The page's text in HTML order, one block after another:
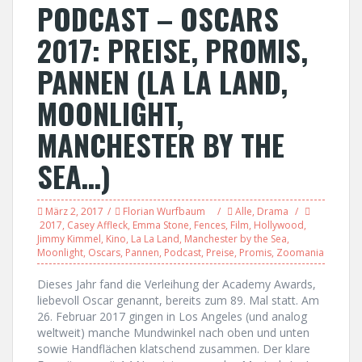
PODCAST – OSCARS
2017: PREISE, PROMIS,
PANNEN (LA LA LAND,
MOONLIGHT,
MANCHESTER BY THE
SEA…)
März 2, 2017 Florian Wurfbaum Alle, Drama
2017, Casey Affleck, Emma Stone, Fences, Film, Hollywood,
Jimmy Kimmel, Kino, La La Land, Manchester by the Sea,
Moonlight, Oscars, Pannen, Podcast, Preise, Promis, Zoomania
Dieses Jahr fand die Verleihung der Academy Awards,
liebevoll Oscar genannt, bereits zum 89. Mal statt. Am
26. Februar 2017 gingen in Los Angeles (und analog
weltweit) manche Mundwinkel nach oben und unten
sowie Handflächen klatschend zusammen. Der klare